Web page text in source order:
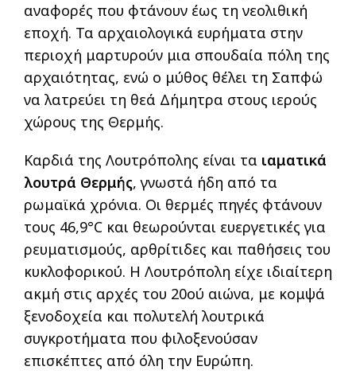
αναφορές που φτάνουν έως τη νεολιθική
εποχή. Τα αρχαιολογικά ευρήματα στην
περιοχή μαρτυρούν μια σπουδαία πόλη της
αρχαιότητας, ενώ ο μύθος θέλει τη Σαπφώ
να λατρεύει τη θεά Δήμητρα στους ιερούς
χώρους της Θερμής.
Καρδιά της Λουτρόπολης είναι τα ιαματικά
λουτρά Θερμής, γνωστά ήδη από τα
ρωμαϊκά χρόνια. Οι θερμές πηγές φτάνουν
τους 46,9°C και θεωρούνται ευεργετικές για
ρευματισμούς, αρθρίτιδες και παθήσεις του
κυκλοφορικού. Η Λουτρόπολη είχε ιδιαίτερη
ακμή στις αρχές του 20ού αιώνα, με κομψά
ξενοδοχεία και πολυτελή λουτρικά
συγκροτήματα που φιλοξενούσαν
επισκέπτες από όλη την Ευρώπη.